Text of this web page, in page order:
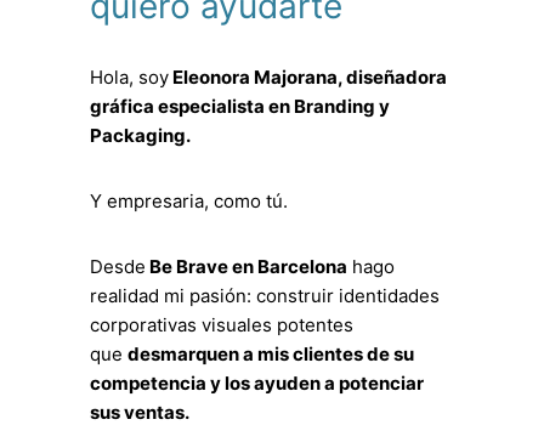
Hola, soy Eleonora Majorana, diseñadora
gráfica especialista en Branding y
Packaging.
Y empresaria, como tú.
Desde Be Brave en Barcelona hago
realidad mi pasión: construir identidades
corporativas visuales potentes
que desmarquen a mis clientes de su
competencia y los ayuden a potenciar
sus ventas.